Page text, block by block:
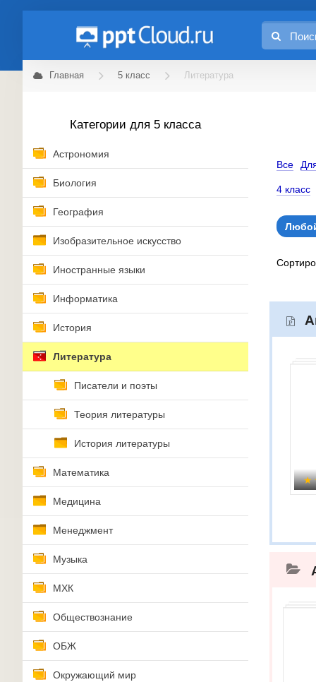
Главная 5 класс Литература
Категории для 5 класса
Астрономия
Биология
География
Изобразительное искусство
Иностранные языки
Информатика
История
Литература
Писатели и поэты
Теория литературы
История литературы
Математика
Медицина
Менеджмент
Музыка
МХК
Обществознание
ОБЖ
Окружающий мир
Все
4 класс